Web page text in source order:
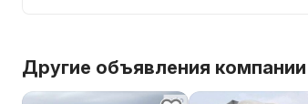
Другие объявления компании